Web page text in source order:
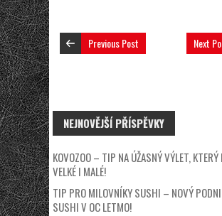
Previous Post Next
NEJNOVĚJŠÍ PŘÍSPĚVKY
KOVOZOO – TIP NA ÚŽASNÝ VÝLET, KTERÝ
VELKÉ I MALÉ!
TIP PRO MILOVNÍKY SUSHI – NOVÝ
SUSHI V OC LETMO!